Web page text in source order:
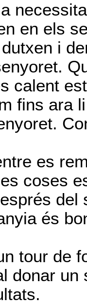
en els
i
calent
fins ara
es
coses
del
és
tour de
donar